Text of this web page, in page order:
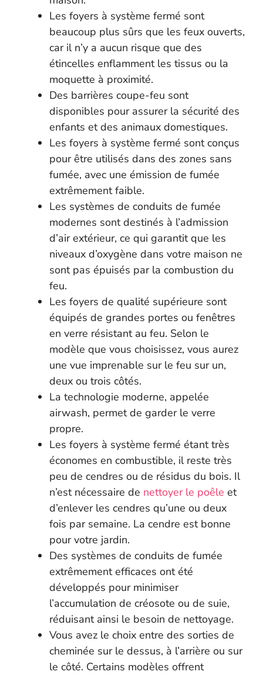
Les foyers à système fermé sont
beaucoup plus sûrs que les feux ouverts,
car il n’y a aucun risque que des
étincelles enflamment les tissus ou la
moquette à proximité.
Des barrières coupe-feu sont
disponibles pour assurer la sécurité des
enfants et des animaux domestiques.
Les foyers à système fermé sont conçus
pour être utilisés dans des zones sans
fumée, avec une émission de fumée
extrêmement faible.
Les systèmes de conduits de fumée
modernes sont destinés à l’admission
d’air extérieur, ce qui garantit que les
niveaux d’oxygène dans votre maison ne
sont pas épuisés par la combustion du
feu.
Les foyers de qualité supérieure sont
équipés de grandes portes ou fenêtres
en verre résistant au feu. Selon le
modèle que vous choisissez, vous aurez
une vue imprenable sur le feu sur un,
deux ou trois côtés.
La technologie moderne, appelée
airwash, permet de garder le verre
propre.
Les foyers à système fermé étant très
économes en combustible, il reste très
peu de cendres ou de résidus du bois. Il
n’est nécessaire de nettoyer le poêle et
d’enlever les cendres qu’une ou deux
fois par semaine. La cendre est bonne
pour votre jardin.
Des systèmes de conduits de fumée
extrêmement efficaces ont été
développés pour minimiser
l’accumulation de créosote ou de suie,
réduisant ainsi le besoin de nettoyage.
Vous avez le choix entre des sorties de
cheminée sur le dessus, à l’arrière ou sur
le côté. Certains modèles offrent